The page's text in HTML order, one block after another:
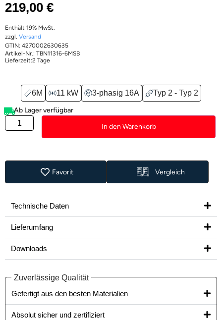
219,00 €
Enthält 19% MwSt.
zzgl. Versand
GTIN: 4270002630635
Artikel-Nr.: TBN11316-6MSB
Lieferzeit:2 Tage
6M 11 kW 3-phasig 16A Typ 2 - Typ 2
Ab Lager verfügbar
In den Warenkorb
Favorit Vergleich
Technische Daten
Lieferumfang
Downloads
Zuverlässige Qualität
Gefertigt aus den besten Materialien​
Absolut sicher und zertifiziert